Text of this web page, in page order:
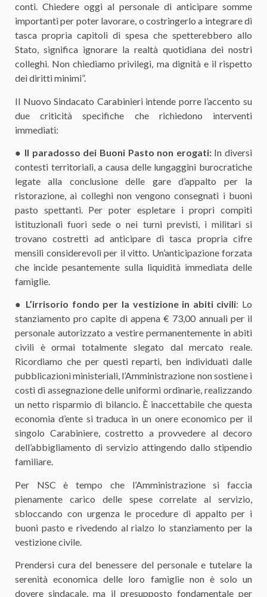
conti. Chiedere oggi al personale di anticipare somme
importanti per poter lavorare, o costringerlo a integrare di
tasca propria capitoli di spesa che spetterebbero allo
Stato, significa ignorare la realtà quotidiana dei nostri
colleghi. Non chiediamo privilegi, ma dignità e il rispetto
dei diritti minimi”.​
Il Nuovo Sindacato Carabinieri intende porre l’accento su
due criticità specifiche che richiedono interventi
immediati:
● ​Il paradosso dei Buoni Pasto non erogati:In diversi
contesti territoriali, a causa delle lungaggini burocratiche
legate alla conclusione delle gare d’appalto per la
ristorazione, ai colleghi non vengono consegnati i buoni
pasto spettanti. Per poter espletare i propri compiti
istituzionali fuori sede o nei turni previsti, i militari si
trovano costretti ad anticipare di tasca propria cifre
mensili considerevoli per il vitto. Un’anticipazione forzata
che incide pesantemente sulla liquidità immediata delle
famiglie.
● ​ L’irrisorio fondo per la vestizione in abiti civili: Lo
stanziamento pro capite di appena € 73,00 annuali per il
personale autorizzato a vestire permanentemente in abiti
civili è ormai totalmente slegato dal mercato reale.
Ricordiamo che per questi reparti, ben individuati dalle
pubblicazioni ministeriali, l’Amministrazione non sostiene i
costi di assegnazione delle uniformi ordinarie, realizzando
un netto risparmio di bilancio. È inaccettabile che questa
economia d’ente si traduca in un onere economico per il
singolo Carabiniere, costretto a provvedere al decoro
dell’abbigliamento di servizio attingendo dallo stipendio
familiare.
​Per NSC è tempo che l’Amministrazione si faccia
pienamente carico delle spese correlate al servizio,
sbloccando con urgenza le procedure di appalto per i
buoni pasto e rivedendo al rialzo lo stanziamento per la
vestizione civile.
​Prendersi cura del benessere del personale e tutelare la
serenità economica delle loro famiglie non è solo un
dovere sindacale, ma il presupposto fondamentale per